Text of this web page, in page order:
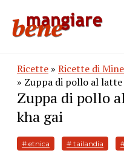
Ricette » Ricette di
» Zuppa di pollo al latte
Zuppa di pollo
kha gai
# etnica # tailandia